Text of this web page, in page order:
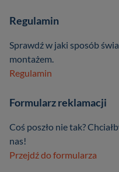
Regulamin
Sprawdź w jaki sposób
montażem.
Regulamin
Formularz reklamacji
Coś poszło nie tak?
nas!
Przejdź do formularza